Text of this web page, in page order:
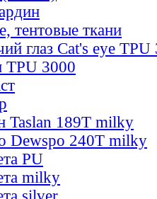
тентовые ткани
глаз Cat's eye TPU
TPU 3000
Taslan 189T milky
Dewspo 240T milky
PU
milky